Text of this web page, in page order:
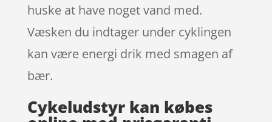
huske at have noget vand med.
Væsken du indtager under cyklingen
kan være energi drik med smagen af
bær.
Cykeludstyr kan købes